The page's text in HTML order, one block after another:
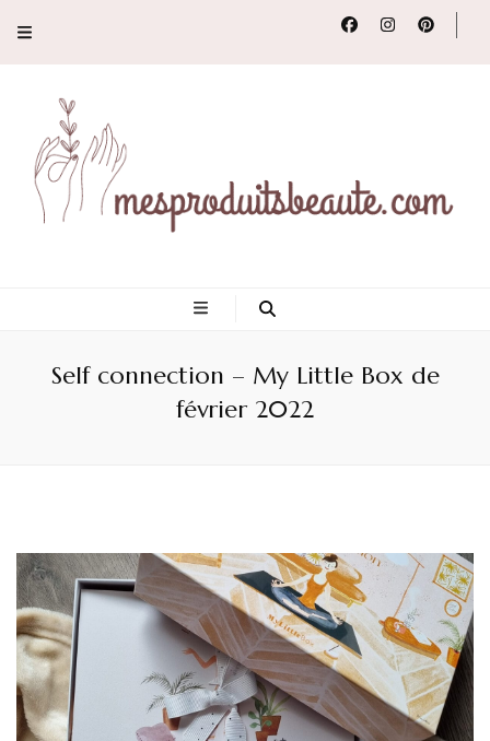
et revues de
produits beauté
Self connection – My Little Box de
février 2022